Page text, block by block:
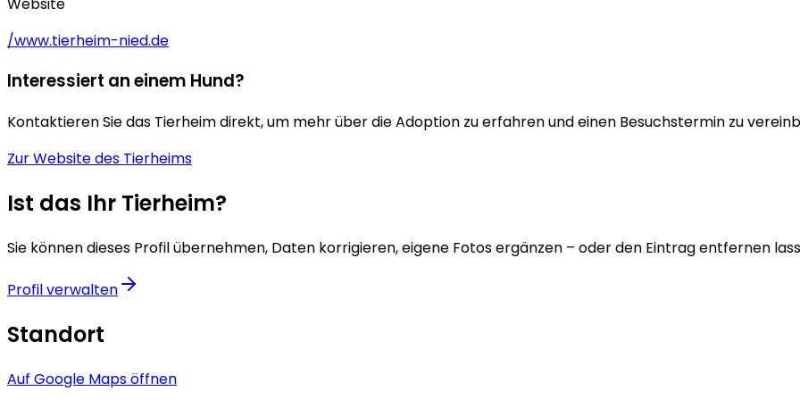
/www.tierheim-nied.de
Interessiert an einem Hund?
Kontaktieren Sie das Tierheim direkt, um mehr über die Adoption zu erfahren und einen Besuchstermin zu
Zur Website des Tierheims
Ist das Ihr Tierheim?
Sie können dieses Profil übernehmen, Daten korrigieren, eigene Fotos ergänzen – oder den Eintrag entfernen
Profil verwalten
Standort
Auf Google Maps öffnen